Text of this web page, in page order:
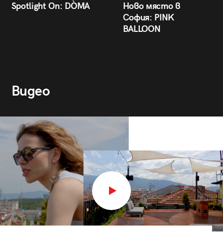
Spotlight On: DÒMA
Ново място в
София: PINK
BALLOON
Видео